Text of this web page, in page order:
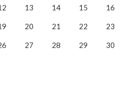
13 14 15 16
20 21 22 23
27 28 29 30